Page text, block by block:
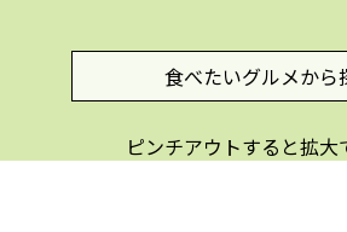
食べたいグルメから
ピンチアウトすると拡大